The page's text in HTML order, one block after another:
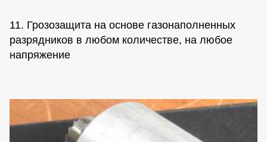
11. Грозозащита на основе газонаполненных
разрядников в любом количестве, на любое
напряжение